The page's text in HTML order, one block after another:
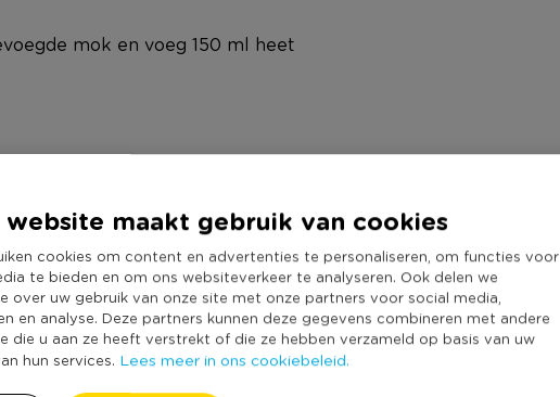
website maakt gebruik van cookies
cookies om content en advertenties te personaliseren, om functies voor
te bieden en om ons websiteverkeer te analyseren. Ook delen we
over uw gebruik van onze site met onze partners voor social media,
en analyse. Deze partners kunnen deze gegevens combineren met andere
die u aan ze heeft verstrekt of die ze hebben verzameld op basis van uw
hun services. Lees meer in ons cookiebeleid.
mok en voeg 150 ml heet
chocoladesmaak.
geharde plantaardige
E551}, cacaopoeder (20%),